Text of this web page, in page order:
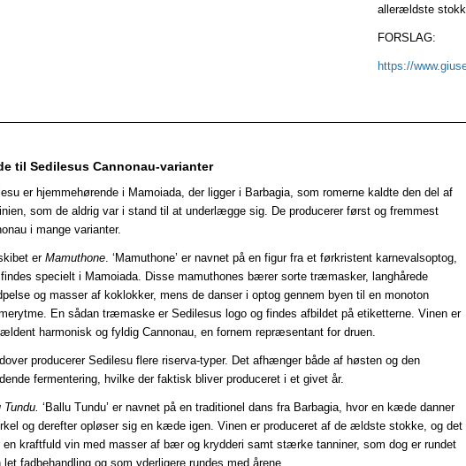
allerældste
FORSLAG:
https://
til Sedilesus Cannonau-varianter
er hjemmehørende i Mamoiada, der ligger i Barbagia, som romerne kaldte den del af
som de aldrig var i stand til at underlægge sig. De producerer først og fremmest
i mange varianter.
erMamuthone. ‘Mamuthone’ er navnet på en figur fra et førkristent karnevalsoptog,
specielt i Mamoiada. Disse mamuthones bærer sorte træmasker, langhårede
og masser af koklokker, mens de danser i optog gennem byen til en monoton
En sådan træmaske er Sedilesus logo og findes afbildet på etiketterne. Vinen er
harmonisk og fyldig Cannonau, en fornem repræsentant for druen.
producerer Sedilesu flere riserva-typer. Det afhænger både af høsten og den
fermentering, hvilke der faktisk bliver produceret i et givet år.
Tundu. ‘Ballu Tundu’ er navnet på en traditionel dans fra Barbagia, hvor en kæde danner
og derefter opløser sig en kæde igen. Vinen er produceret af de ældste stokke, og det
en kraftfuld vin med masser af bær og krydderi samt stærke tanniner, som dog er rundet
let fadbehandling og som yderligere rundes med årene.